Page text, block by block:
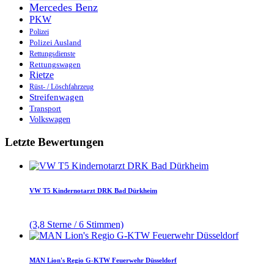
Mercedes Benz
PKW
Polizei
Polizei Ausland
Rettungsdienste
Rettungswagen
Rietze
Rüst- / Löschfahrzeug
Streifenwagen
Transport
Volkswagen
Letzte Bewertungen
VW T5 Kindernotarzt DRK Bad Dürkheim
(3,8 Sterne / 6 Stimmen)
MAN Lion's Regio G-KTW Feuerwehr Düsseldorf